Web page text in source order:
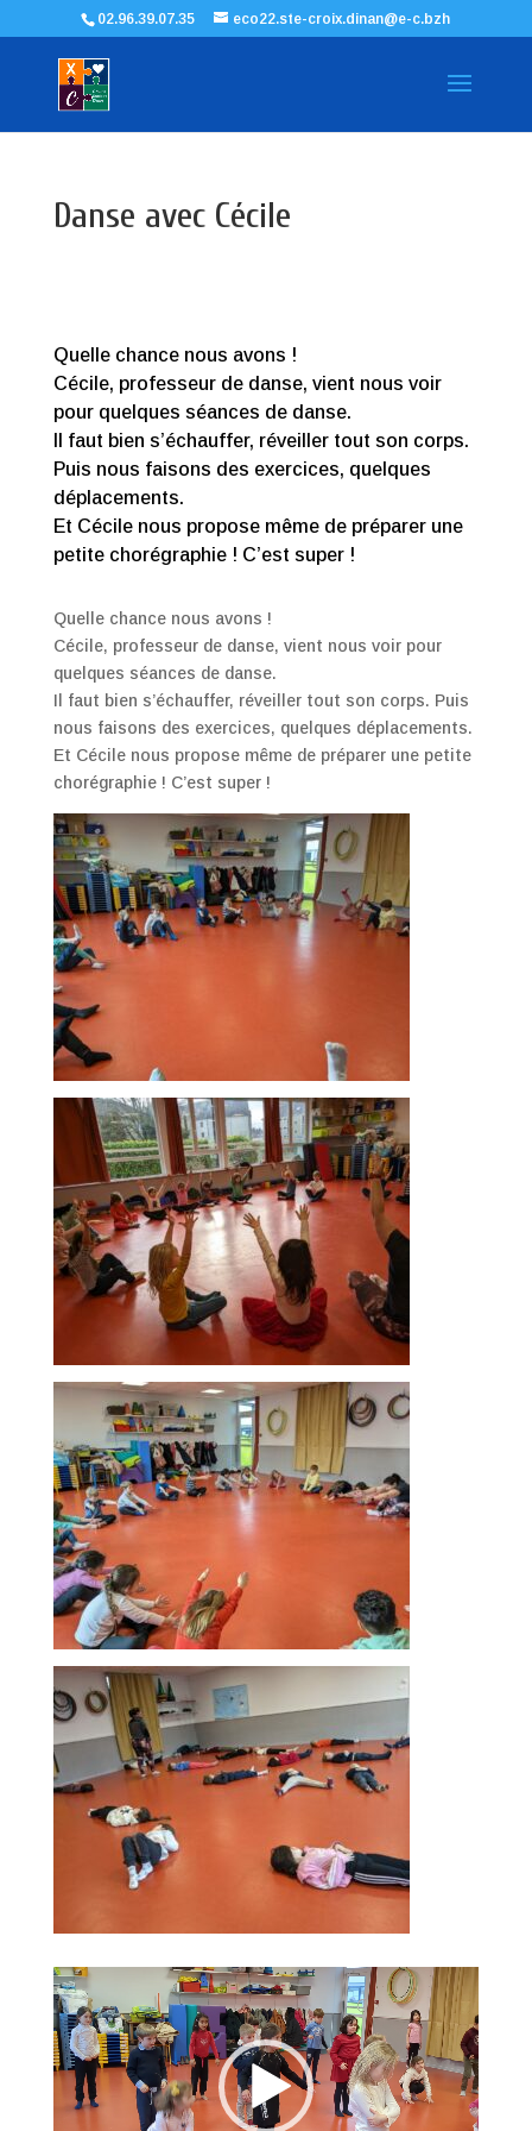
02.96.39.07.35 eco22.ste-croix.dinan@e-c.bzh
Danse avec Cécile
Quelle chance nous avons !
Cécile, professeur de danse, vient nous voir
pour quelques séances de danse.
Il faut bien s’échauffer, réveiller tout son corps.
Puis nous faisons des exercices, quelques
déplacements.
Et Cécile nous propose même de préparer une
petite chorégraphie ! C’est super !
Quelle chance nous avons !
Cécile, professeur de danse, vient nous voir pour
quelques séances de danse.
Il faut bien s’échauffer, réveiller tout son corps. Puis
nous faisons des exercices, quelques déplacements.
Et Cécile nous propose même de préparer une petite
chorégraphie ! C’est super !
Lecteur
vidéo